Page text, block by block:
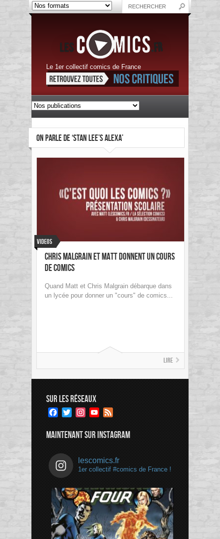
Le 1er collectif comics de France
ON PARLE DE ‘STAN LEE’S ALEXA’
Videos
Chris Malgrain et Matt donnent un cours
de comics
Quand Matt et Chris Malgrain débarque dans
un lycée pour donner un "cours" de comics...
Lire
SUR LES RÉSEAUX
Facebook
TwitterInstagramYouTube
MAINTENANT SUR INSTAGRAM
lescomics.fr
1er collectif #comics de France !